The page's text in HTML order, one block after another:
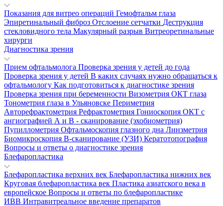
Показания для витрео операций Гемофтальм глаза
Эпиретинальный фиброз Отслоение сетчатки Деструкция
стекловидного тела Макулярный разрыв Витреоретинальные
хирурги
Диагностика зрения
Прием офтальмолога Проверка зрения у детей до года
Проверка зрения у детей В каких случаях нужно обращаться к
офтальмологу Как подготовиться к диагностике зрения
Проверка зрения при беременности Визометрия ОКТ глаза
Тонометрия глаза в Ульяновске Периметрия
Авторефрактометрия Рефрактометрия Гониоскопия ОКТ с
ангиографией А и В - сканирование (эхобиометрия)
Пупиллометрия Офтальмоскопия глазного дна Линзметрия
Биомикроскопия В-сканирование (УЗИ) Кератотопография
Вопросы и ответы о диагностике зрения
Блефаропластика
Блефаропластика верхних век Блефаропластика нижних век
Круговая блефаропластика век Пластика азиатского века в
европейское Вопросы и ответы по блефаропластике
ИВВ Интравитреальное введение препаратов